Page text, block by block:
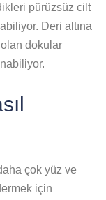
pürüzsüz cilt
Deri altına
olan dokular
çok yüz ve
için